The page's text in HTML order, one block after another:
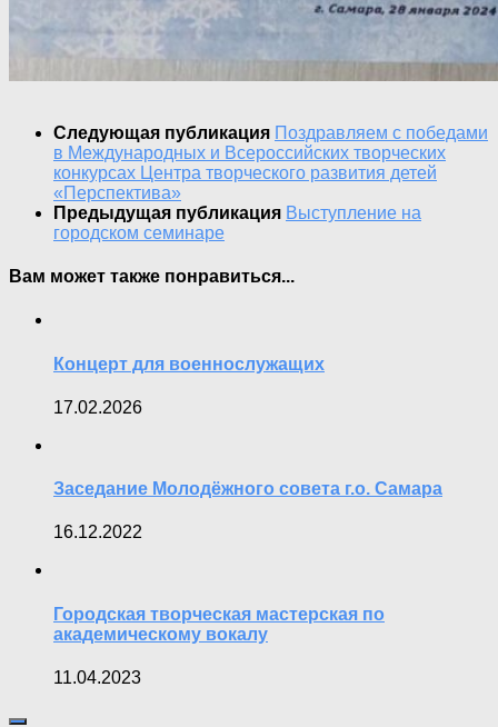
Следующая публикация Поздравляем с победами
в Международных и Всероссийских творческих
конкурсах Центра творческого развития детей
«Перспектива»
Предыдущая публикация Выступление на
городском семинаре
Вам может также понравиться...
Концерт для военнослужащих
17.02.2026
Заседание Молодёжного совета г.о. Самара
16.12.2022
Городская творческая мастерская по
академическому вокалу
11.04.2023